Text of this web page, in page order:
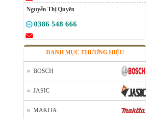
Nguyễn Thị Quyên
0386 548 666
DANH MỤC THƯƠNG HIỆU
BOSCH
JASIC
MAKITA